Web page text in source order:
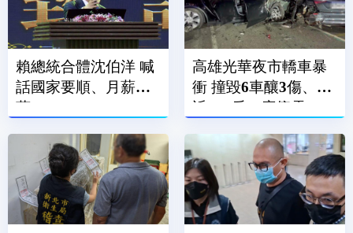
賴總統合體沈伯洋 喊
話國家要順、月薪破3
萬
高雄光華夜市轎車暴
衝 撞毀6車釀3傷、附
近600戶一度停電